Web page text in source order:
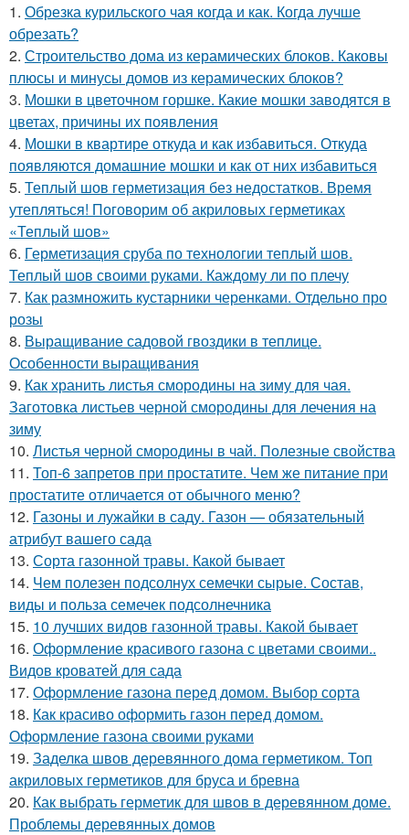
1. Обрезка курильского чая когда и как. Когда лучше
обрезать?
2. Строительство дома из керамических блоков. Каковы
плюсы и минусы домов из керамических блоков?
3. Мошки в цветочном горшке. Какие мошки заводятся в
цветах, причины их появления
4. Мошки в квартире откуда и как избавиться. Откуда
появляются домашние мошки и как от них избавиться
5. Теплый шов герметизация без недостатков. Время
утепляться! Поговорим об акриловых герметиках
«Теплый шов»
6. Герметизация сруба по технологии теплый шов.
Теплый шов своими руками. Каждому ли по плечу
7. Как размножить кустарники черенками. Отдельно про
розы
8. Выращивание садовой гвоздики в теплице.
Особенности выращивания
9. Как хранить листья смородины на зиму для чая.
Заготовка листьев черной смородины для лечения на
зиму
10. Листья черной смородины в чай. Полезные свойства
11. Топ-6 запретов при простатите. Чем же питание при
простатите отличается от обычного меню?
12. Газоны и лужайки в саду. Газон — обязательный
атрибут вашего сада
13. Сорта газонной травы. Какой бывает
14. Чем полезен подсолнух семечки сырые. Состав,
виды и польза семечек подсолнечника
15. 10 лучших видов газонной травы. Какой бывает
16. Оформление красивого газона с цветами своими..
Видов кроватей для сада
17. Оформление газона перед домом. Выбор сорта
18. Как красиво оформить газон перед домом.
Оформление газона своими руками
19. Заделка швов деревянного дома герметиком. Топ
акриловых герметиков для бруса и бревна
20. Как выбрать герметик для швов в деревянном доме.
Проблемы деревянных домов